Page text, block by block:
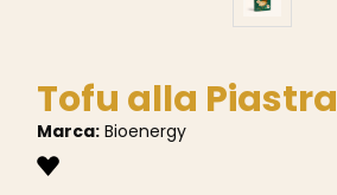
Tofu alla Piastra
Marca: Bioenergy